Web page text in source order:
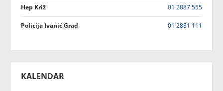
Hep Križ 01 2887 555
Policija Ivanić Grad 01 2881 111
KALENDAR